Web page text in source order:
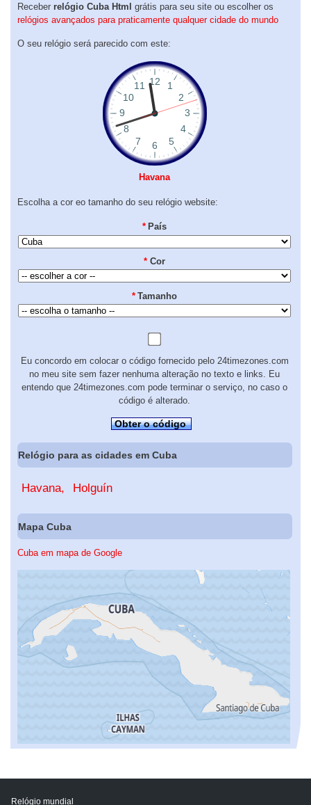
Receber relógio Cuba Html grátis para seu site ou escolher os
relógios avançados para praticamente qualquer cidade do mundo
O seu relógio será parecido com este:
Havana
Escolha a cor eo tamanho do seu relógio website:
* País
* Cor
* Tamanho
Eu concordo em colocar o código fornecido pelo 24timezones.com
no meu site sem fazer nenhuma alteração no texto e links. Eu
entendo que 24timezones.com pode terminar o serviço, no caso o
código é alterado.
Obter o código
Relógio para as cidades em Cuba
Havana Holguín
Mapa Cuba
Cuba em mapa de Google
Relógio mundial